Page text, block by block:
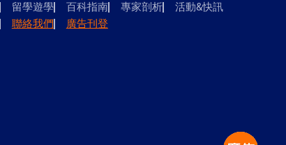
留學遊學 百科指南 專家剖析
活動&快訊
聯絡我們 廣告刊登